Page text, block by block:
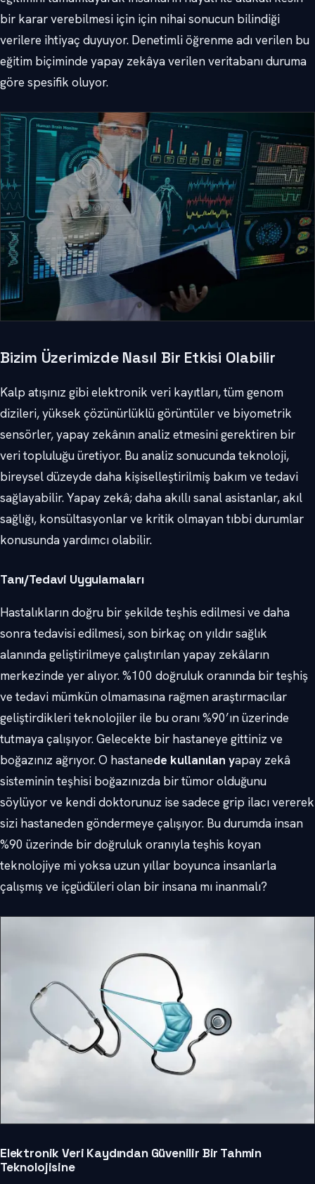
bir karar verebilmesi için için nihai sonucun bilindiği
verilere ihtiyaç duyuyor. Denetimli öğrenme adı verilen bu
eğitim biçiminde yapay zekâya verilen veritabanı duruma
göre spesifik oluyor.
Bizim Üzerimizde Nasıl Bir Etkisi Olabilir
Kalp atışınız gibi elektronik veri kayıtları, tüm genom
dizileri, yüksek çözünürlüklü görüntüler ve biyometrik
sensörler, yapay zekânın analiz etmesini gerektiren bir
veri topluluğu üretiyor. Bu analiz sonucunda teknoloji,
bireysel düzeyde daha kişiselleştirilmiş bakım ve tedavi
sağlayabilir. Yapay zekâ; daha akıllı sanal asistanlar, akıl
sağlığı, konsültasyonlar ve kritik olmayan tıbbi durumlar
konusunda yardımcı olabilir.
Tanı/Tedavi Uygulamaları
Hastalıkların doğru bir şekilde teşhis edilmesi ve daha
sonra tedavisi edilmesi, son birkaç on yıldır sağlık
alanında geliştirilmeye çalıştırılan yapay zekâların
merkezinde yer alıyor. %100 doğruluk oranında bir teşhiş
ve tedavi mümkün olmamasına rağmen araştırmacılar
geliştirdikleri teknolojiler ile bu oranı %90’ın üzerinde
tutmaya çalışıyor. Gelecekte bir hastaneye gittiniz ve
boğazınız ağrıyor. O hastanede kullanılan yapay zekâ
sisteminin teşhisi boğazınızda bir tümor olduğunu
söylüyor ve kendi doktorunuz ise sadece grip ilacı vererek
sizi hastaneden göndermeye çalışıyor. Bu durumda insan
%90 üzerinde bir doğruluk oranıyla teşhis koyan
teknolojiye mi yoksa uzun yıllar boyunca insanlarla
çalışmış ve içgüdüleri olan bir insana mı inanmalı?
Elektronik Veri Kaydından Güvenilir Bir Tahmin
Teknolojisine